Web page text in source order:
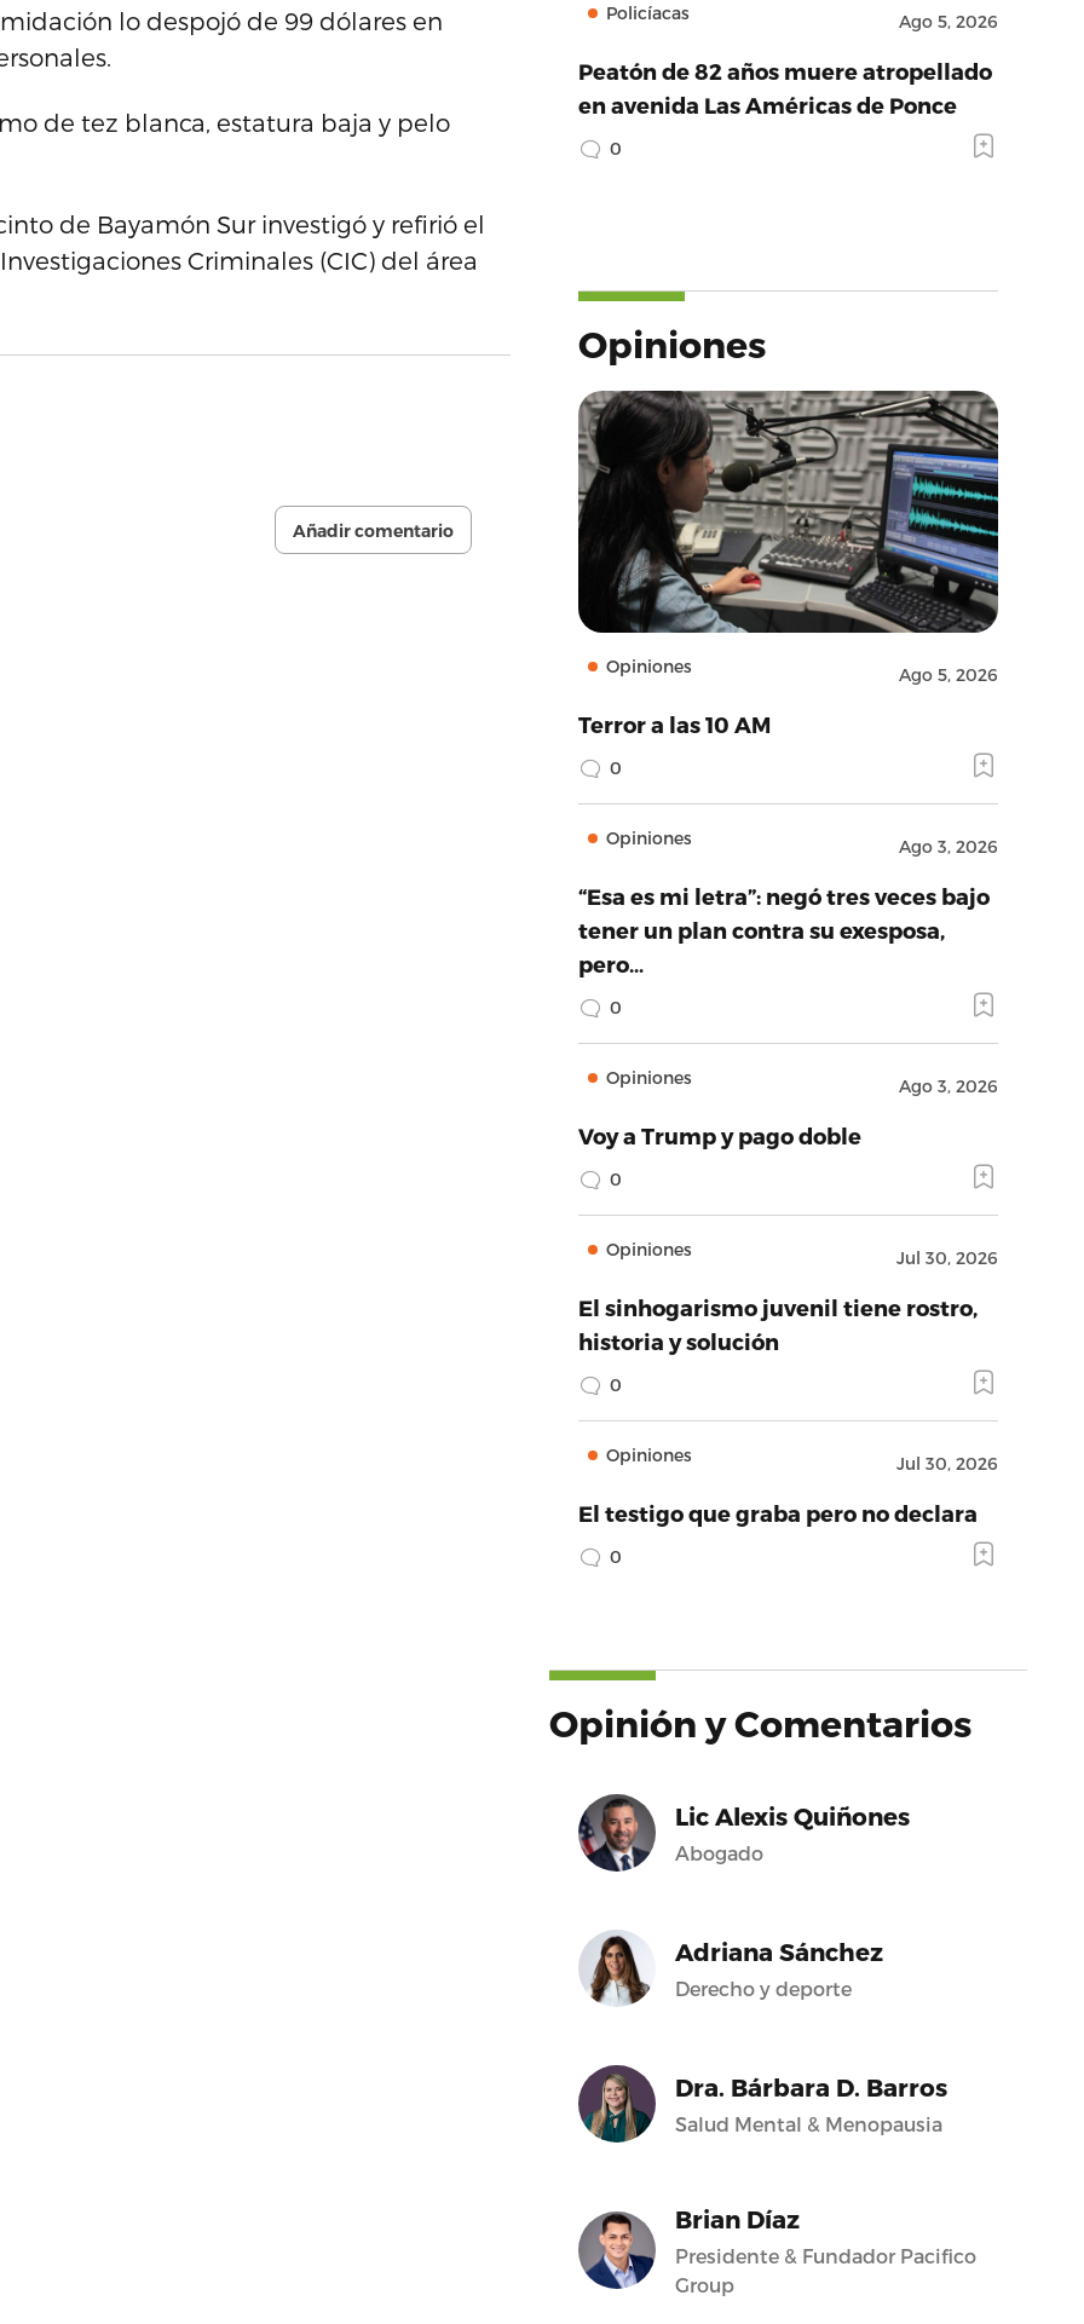
lo despojó de 99 dólares en
de tez blanca, estatura baja y pelo
de Bayamón Sur investigó y refirió el
Criminales (CIC) del área
Añadir comentario
Policíacas Ago 5, 2026
Peatón de 82 años muere atropellado
en avenida Las Américas de Ponce
0
Opiniones
Opiniones Ago 5, 2026
Terror a las 10 AM
0
Opiniones Ago 3, 2026
“Esa es mi letra”: negó tres veces bajo
tener un plan contra su exesposa,
pero…
0
Opiniones Ago 3, 2026
Voy a Trump y pago doble
0
Opiniones Jul 30, 2026
El sinhogarismo juvenil tiene rostro,
historia y solución
0
Opiniones Jul 30, 2026
El testigo que graba pero no declara
0
Opinión y Comentarios
Lic Alexis Quiñones
Abogado
Adriana Sánchez
Derecho y deporte
Dra. Bárbara D. Barros
Salud Mental & Menopausia
Brian Díaz
Presidente & Fundador Pacifico
Group